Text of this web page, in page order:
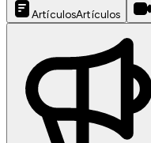
ArtículosArtículos